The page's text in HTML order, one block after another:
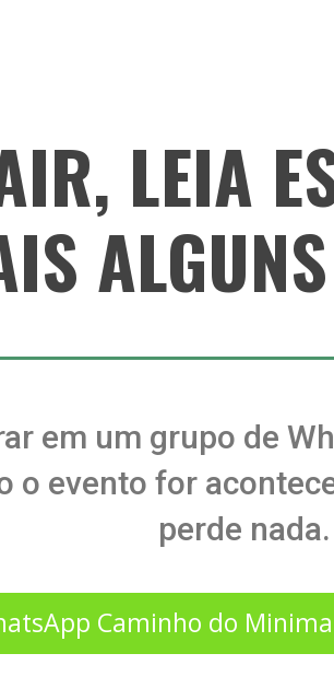
LEIA
em um grupo de
o evento for
perde nada.
Caminho do